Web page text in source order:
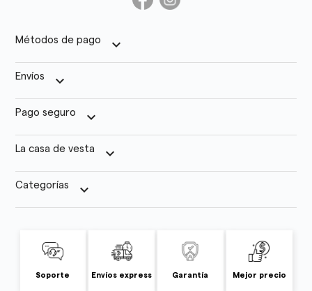
Métodos de pago keyboard_arrow_down
Envíos keyboard_arrow_down
Pago seguro keyboard_arrow_down
La casa de vesta keyboard_arrow_down
Categorías keyboard_arrow_down
Soporte Envíos express Garantía Mejor precio